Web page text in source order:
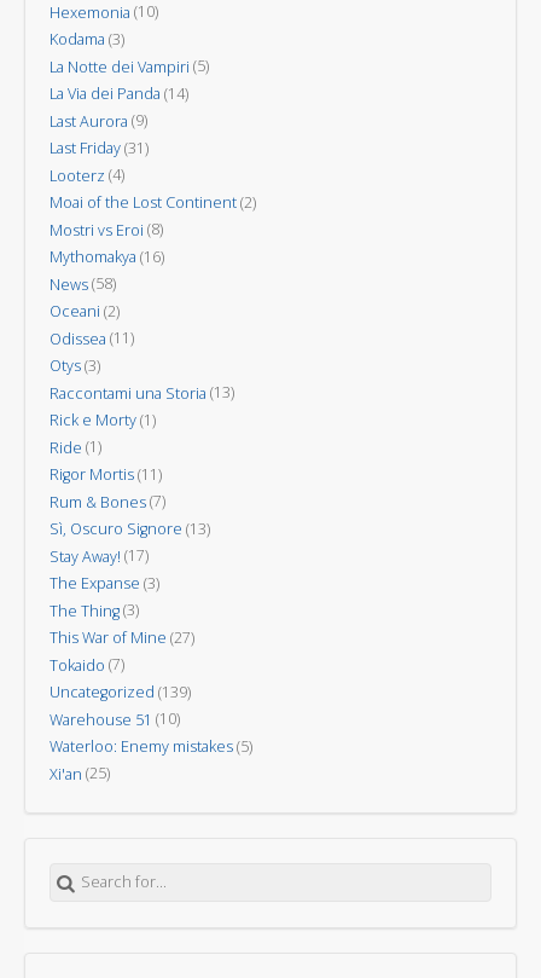
Hexemonia (10)
Kodama (3)
La Notte dei Vampiri (5)
La Via dei Panda (14)
Last Aurora (9)
Last Friday(31)
Looterz (4)
Moai of the Lost Continent(2)
Mostri vs Eroi (8)
Mythomakya (16)
News(58)
Oceani (2)
Odissea (11)
Otys(3)
Raccontami una Storia (13)
Rick e Morty(1)
Ride (1)
Rigor Mortis(11)
Rum & Bones(7)
Sì, Oscuro Signore (13)
Stay Away! (17)
The Expanse (3)
The Thing(3)
This War of Mine (27)
Tokaido (7)
Uncategorized (139)
Warehouse 51 (10)
Waterloo: Enemy mistakes(5)
Xi'an (25)